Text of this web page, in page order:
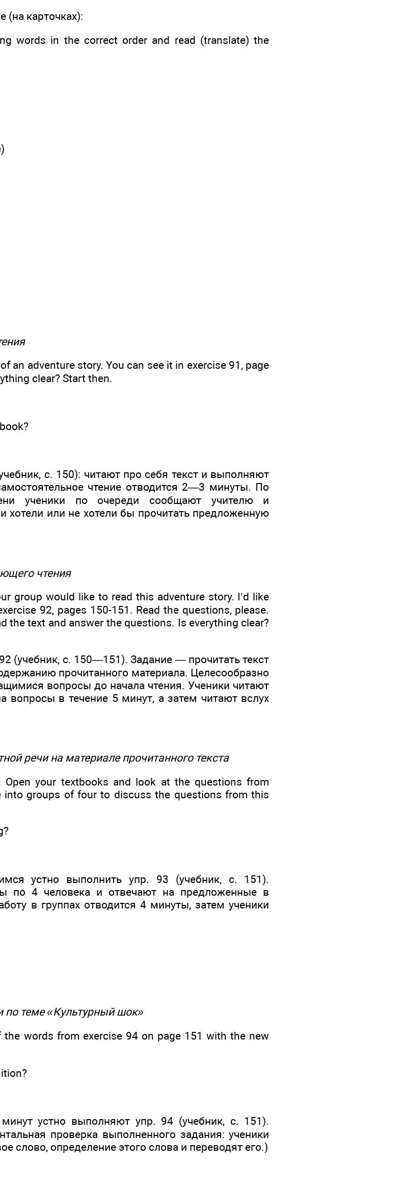
(на карточках):
words in the correct order and read (translate) the
an adventure story. You can see it in exercise 91, page
clear? Start then.
с. 150): читают про себя текст и выполняют
чтение отводится 2—3 минуты. По
ученики по очереди сообщают учителю и
хотели или не хотели бы прочитать предложенную
чтения
group would like to read this adventure story. I’d like
92, pages 150-151. Read the questions, please.
the text and answer the questions. Is everything clear?
(учебник, с. 150—151). Задание — прочитать текст
прочитанного материала. Целесообразно
вопросы до начала чтения. Ученики читают
вопросы в течение 5 минут, а затем читают вслух
речи на материале прочитанного текста
your textbooks and look at the questions from
into groups of four to discuss the questions from this
устно выполнить упр. 93 (учебник, с. 151).
по 4 человека и отвечают на предложенные в
в группах отводится 4 минуты, затем ученики
по теме «Культурный шок»
the words from exercise 94 on page 151 with the new
устно выполняют упр. 94 (учебник, с. 151).
проверка выполненного задания: ученики
слово, определение этого слова и переводят его.)